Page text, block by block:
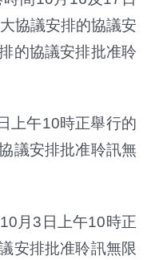
協議安排的協議安
的協議安排批准聆
上午10時正舉行的
議安排批准聆訊無
月3日上午10時正
安排批准聆訊無限